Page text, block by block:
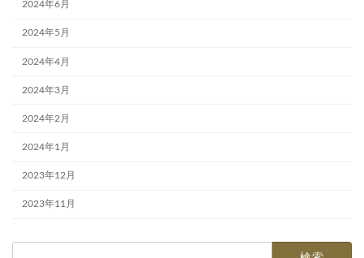
2024年6月
2024年5月
2024年4月
2024年3月
2024年2月
2024年1月
2023年12月
2023年11月